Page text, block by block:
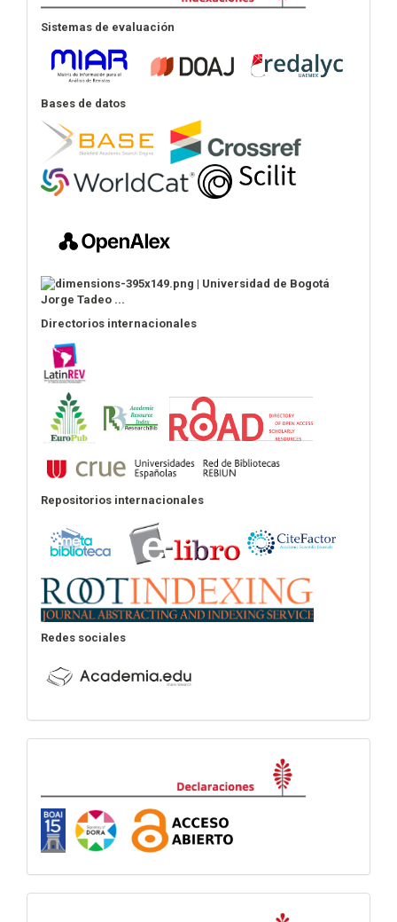
Sistemas de evaluación
Bases de datos
Directorios internacionales
Repositorios internacionales
Redes sociales